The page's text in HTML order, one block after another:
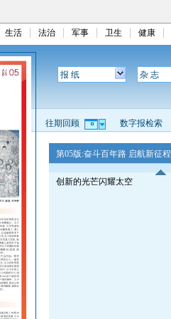
生活 法治 军事 卫生 健康
报 纸 杂 志
往期回顾 数字报检索
第05版:奋斗百年路 启航新征程
创新的光芒闪耀太空